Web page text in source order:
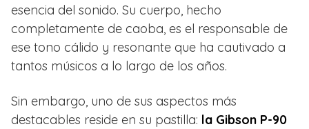
esencia del sonido. Su cuerpo, hecho
completamente de caoba, es el responsable de
ese tono cálido y resonante que ha cautivado a
tantos músicos a lo largo de los años.
Sin embargo, uno de sus aspectos más
destacables reside en su pastilla: la Gibson P-90